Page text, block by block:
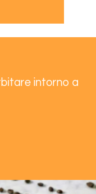
intorno a